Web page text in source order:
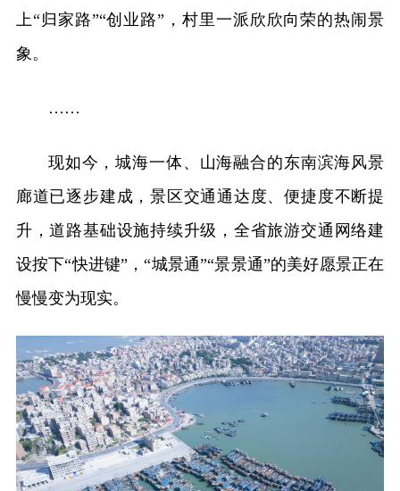
上“归家路”“创业路”，村里一派欣欣向荣的热闹景
象。
……
现如今，城海一体、山海融合的东南滨海风景
廊道已逐步建成，景区交通通达度、便捷度不断提
升，道路基础设施持续升级，全省旅游交通网络建
设按下“快进键”，“城景通”“景景通”的美好愿景正在
慢慢变为现实。